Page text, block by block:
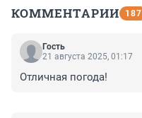
КОММЕНТАРИИ 187
Гость
21 августа 2025, 01:17
Отличная погода!